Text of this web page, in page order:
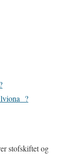
?
stofskiftet og